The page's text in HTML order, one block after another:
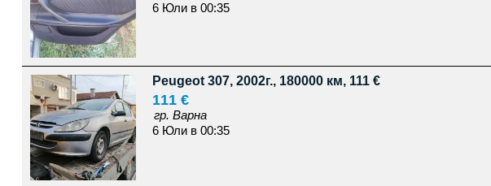
6 Юли в 00:35
Peugeot 307, 2002г., 180000 км, 111 €
111 €
гр. Варна
6 Юли в 00:35